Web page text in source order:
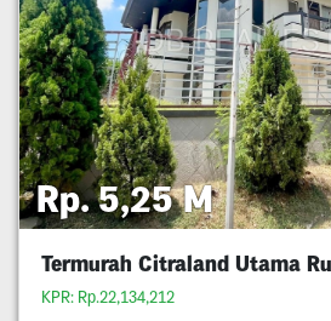
Rp. 5,25 M
KPR: Rp.22,134,212